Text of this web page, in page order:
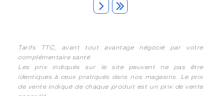
Tarifs TTC, avant tout avantage négocié par votre
complémentaire santé
Les prix indiqués sur le site peuvent ne pas être
identiques à ceux pratiqués dans nos magasins. Le prix
de vente indiqué de chaque produit est un prix de vente